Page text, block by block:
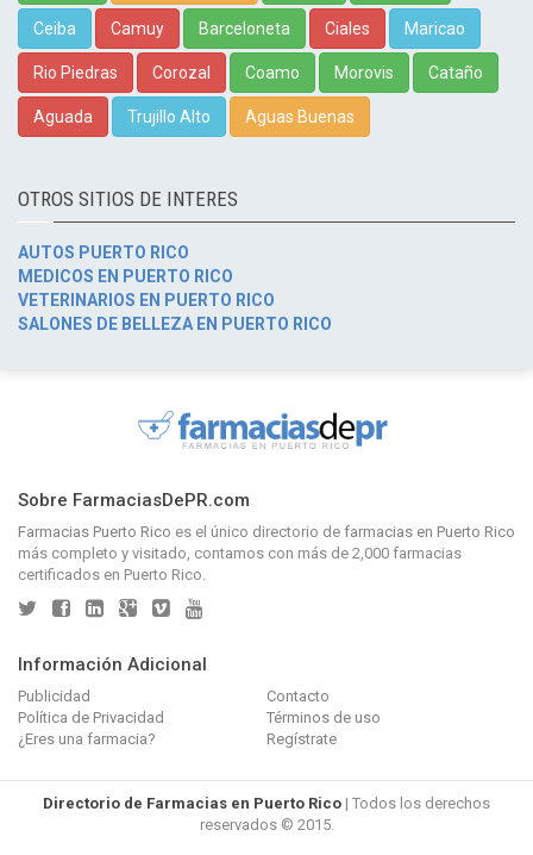
Ceiba Camuy Barceloneta Ciales Maricao
Rio Piedras Corozal Coamo Morovis Cataño
Aguada Trujillo Alto Aguas Buenas
OTROS SITIOS DE INTERES
AUTOS PUERTO RICO
MEDICOS EN PUERTO RICO
VETERINARIOS EN PUERTO RICO
SALONES DE BELLEZA EN PUERTO RICO
Sobre FarmaciasDePR.com
Farmacias Puerto Rico es el único directorio de farmacias en Puerto Rico
más completo y visitado, contamos con más de 2,000 farmacias
certificados en Puerto Rico.
Información Adicional
Publicidad
Contacto
Política de Privacidad
Términos de uso
¿Eres una farmacia?
Regístrate
Directorio de Farmacias en Puerto Rico | Todos los derechos
reservados © 2015.